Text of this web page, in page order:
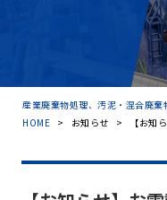
産業廃棄物処理、汚泥・混合廃
HOME > お知らせ > 【お知